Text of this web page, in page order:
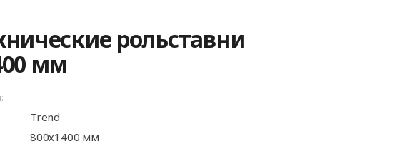
Въездные ворота
Откатные ворота
Автоматика для
промышленных ворот
Перегрузочные
тамбуры
рольставни
мм
Trend
800х1400 мм